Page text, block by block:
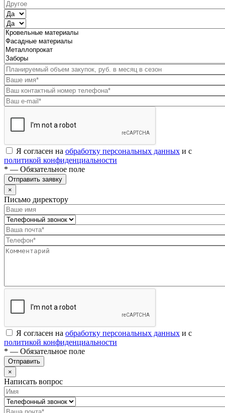
Я согласен на обработку персональных данных и с
политикой конфиденциальности
* — Обязательное поле
Отправить заявку
×
Письмо директору
Я согласен на обработку персональных данных и с
политикой конфиденциальности
* — Обязательное поле
Отправить
×
Написать вопрос